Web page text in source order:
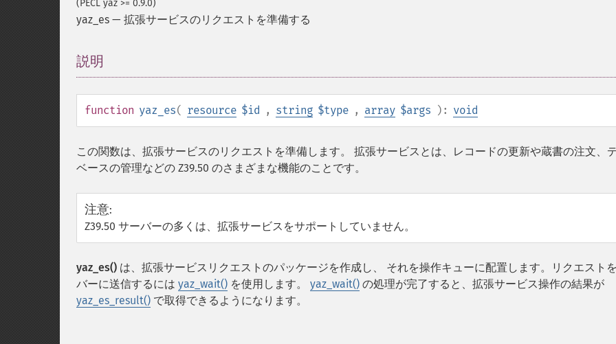
(PECL yaz >= 0.9.0)
yaz_es — 拡張サービスのリクエストを準備する
説明
function yaz_es( resource $id , string $type , array $args ): void
この関数は、拡張サービスのリクエストを準備します。 拡張サービスとは、レコードの更新や蔵書の注文、
ベースの管理などの Z39.50 のさまざまな機能のことです。
注意:
Z39.50 サーバーの多くは、拡張サービスをサポートしていません。
yaz_es() は、拡張サービスリクエストのパッケージを作成し、 それを操作キューに配置します。リクエスト
バーに送信するには yaz_wait() を使用します。 yaz_wait() の処理が完了すると、拡張サービス操作の結果が
yaz_es_result() で取得できるようになります。